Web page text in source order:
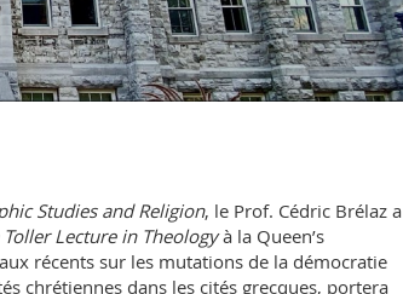
Studies and Religion, le Prof. Cédric Brélaz a
Lecture in Theologyà la Queen’s
récents sur les mutations de la démocratie
chrétiennes dans les cités grecques, portera